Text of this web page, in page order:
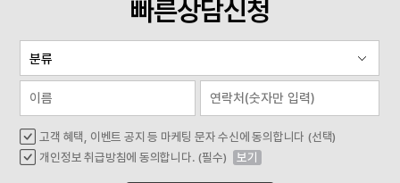
빠른상담신청
고객 혜택, 이벤트 공지 등 마케팅 문자 수신에 동의합니다 (선택)
개인정보 취급방침에 동의합니다. (필수)
보기